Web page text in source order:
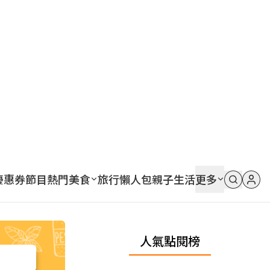
惠券節目熱門美食 旅行懶人包親子生活更多
人氣點閱榜